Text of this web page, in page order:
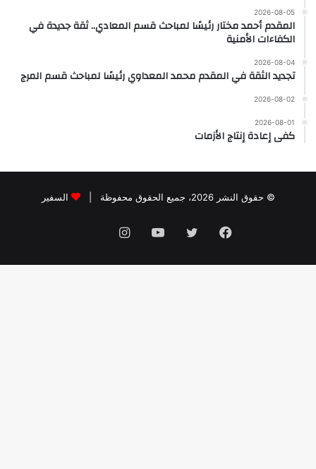
2026-08-05
المقدم أحمد مختار رئيسًا لمباحث قسم المعادي.. ثقة جديدة في
الكفاءات الأمنية
2026-08-04
تجديد الثقة في المقدم محمد المعداوي رئيسًا لمباحث قسم المرج
2026-08-02
2026-08-01
كفى إعادة إنتاج الأزمات
© حقوق النشر 2026، جميع الحقوق محفوظة | السفير
فيسبوك تويتر يوتيوب